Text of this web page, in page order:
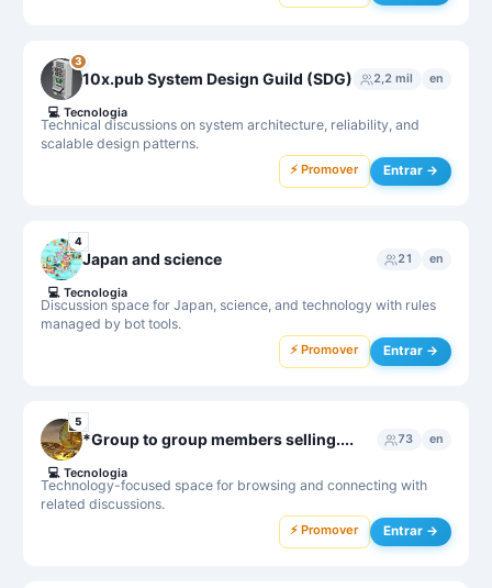
3
10x.pub System Design Guild (SDG) 2,2 mil en
Technical discussions on system architecture, reliability, and
scalable design patterns.
💻 Tecnologia
⚡ Promover Entrar →
4
Japan and science 21 en
Discussion space for Japan, science, and technology with rules
managed by bot tools.
💻 Tecnologia
⚡ Promover Entrar →
5
*Group to group members selling.... 73 en
Technology-focused space for browsing and connecting with
related discussions.
💻 Tecnologia
⚡ Promover Entrar →